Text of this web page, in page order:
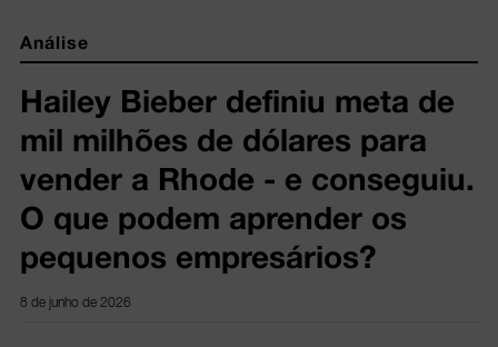
Análise
Hailey Bieber definiu meta de
mil milhões de dólares para
vender a Rhode - e conseguiu.
O que podem aprender os
pequenos empresários?
8 de junho de 2026